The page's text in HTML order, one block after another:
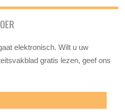
elektronisch. Wilt u uw
gratis lezen, geef ons